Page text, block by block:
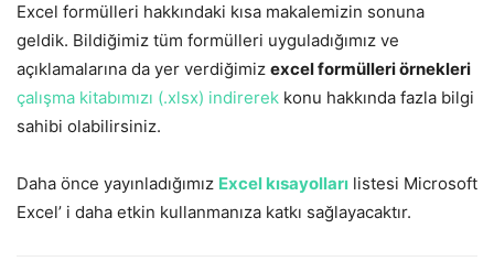
Excel formülleri hakkındaki kısa makalemizin sonuna
geldik. Bildiğimiz tüm formülleri uyguladığımız ve
açıklamalarına da yer verdiğimiz excel formülleri örnekleri
çalışma kitabımızı (.xlsx) indirerek konu hakkında fazla bilgi
sahibi olabilirsiniz.
Daha önce yayınladığımız Excel kısayolları listesi Microsoft
Excel’ i daha etkin kullanmanıza katkı sağlayacaktır.